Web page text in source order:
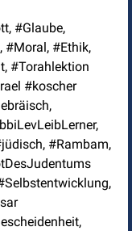
#Glaube,
#Moral, #Ethik,
#Torahlektion
#koscher
#Rambam,